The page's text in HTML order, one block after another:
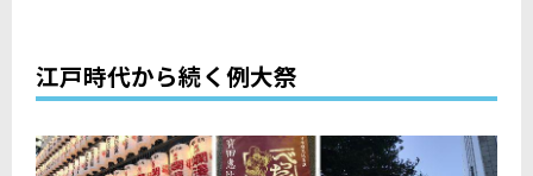
江戸時代から続く例大祭